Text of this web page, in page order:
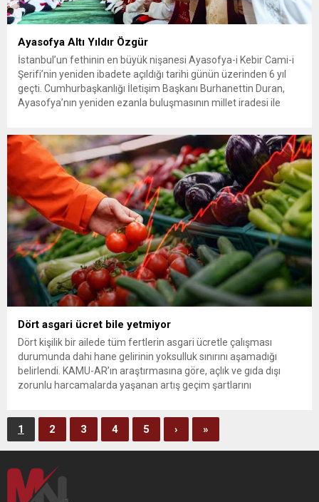
Ayasofya Altı Yıldır Özgür
İstanbul’un fethinin en büyük nişanesi Ayasofya-i Kebir Cami-i
Şerifi’nin yeniden ibadete açıldığı tarihi günün üzerinden 6 yıl
geçti. Cumhurbaşkanlığı İletişim Başkanı Burhanettin Duran,
Ayasofya’nın yeniden ezanla buluşmasının millet iradesi ile
Kebir Cami-i Şerifi’nin yeniden ibadete açılmasının...
Dört asgari ücret bile yetmiyor
Dört kişilik bir ailede tüm fertlerin asgari ücretle çalışması
durumunda dahi hane gelirinin yoksulluk sınırını aşamadığı
belirlendi. KAMU-AR’ın araştırmasına göre, açlık ve gıda dışı
zorunlu harcamalarda yaşanan artış geçim şartlarını
İş Konfederasyonu Ar-Ge birimi KAMU-AR, dört kişilik...
1 2 3 4 5 › »